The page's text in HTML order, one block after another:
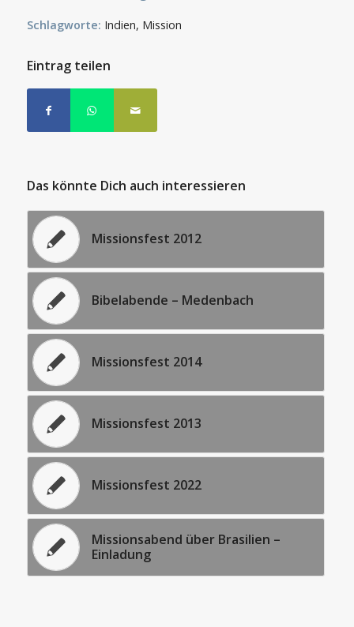
Schlagworte: Indien, Mission
Eintrag teilen
Das könnte Dich auch interessieren
Missionsfest 2012
Bibelabende – Medenbach
Missionsfest 2014
Missionsfest 2013
Missionsfest 2022
Missionsabend über Brasilien –
Einladung